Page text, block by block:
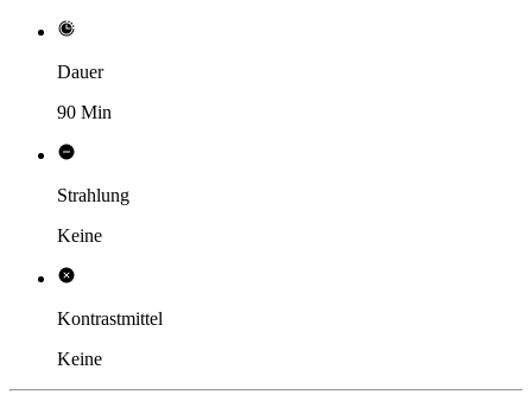
Dauer
90 Min
Strahlung
Keine
Kontrastmittel
Keine